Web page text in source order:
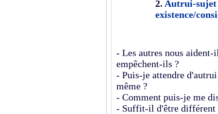
2. Autrui-sujet
existence/
- Les autres nous aident-
empêchent-ils ?
- Puis-je attendre
même ?
- Comment puis-je me
- Suffit-il d'être différent